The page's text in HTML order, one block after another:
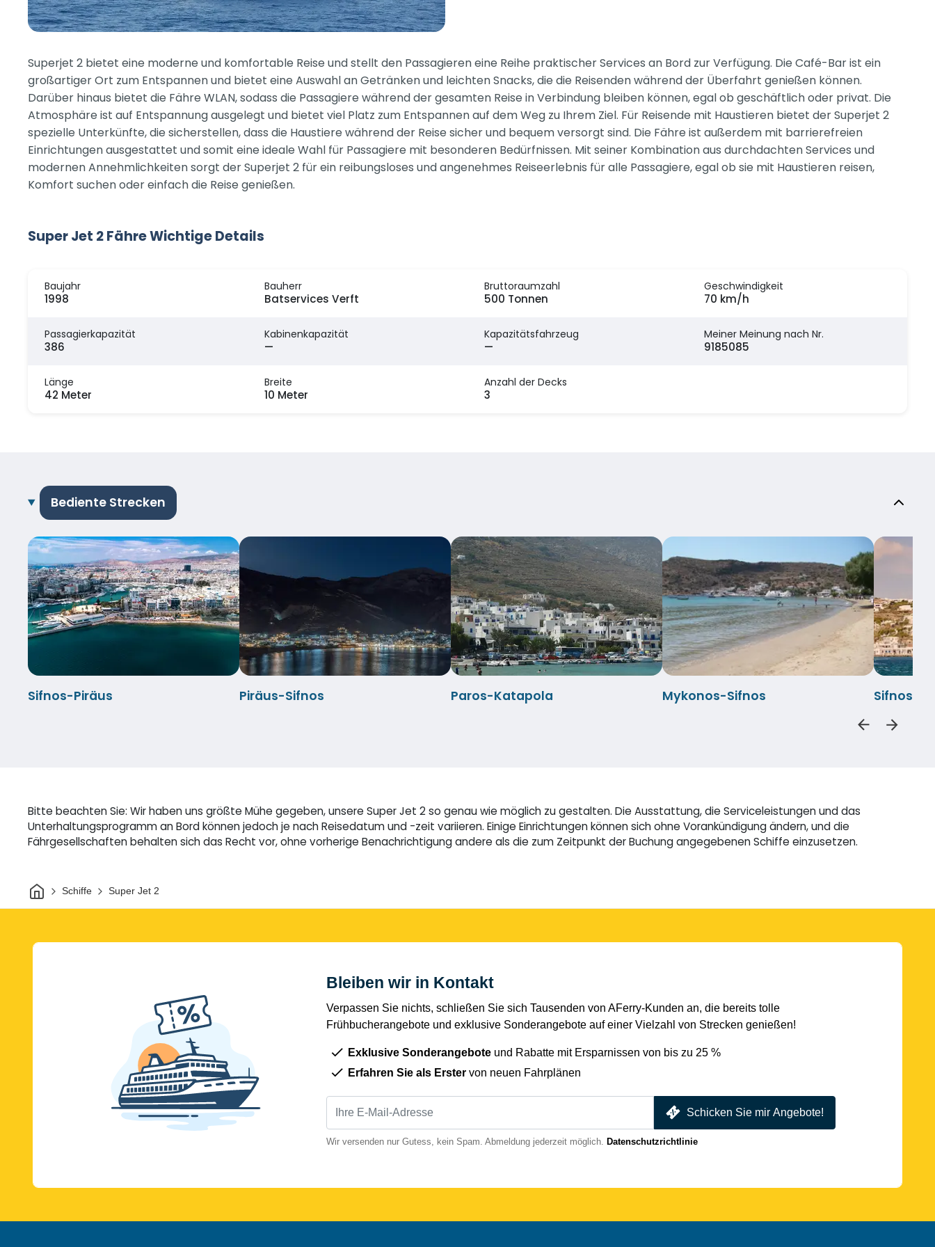
Superjet 2 bietet eine moderne und komfortable Reise und stellt den Passagieren eine Reihe praktischer Services an Bord zur Verfügung. Die Café-Bar ist ein
großartiger Ort zum Entspannen und bietet eine Auswahl an Getränken und leichten Snacks, die die Reisenden während der Überfahrt genießen können.
Darüber hinaus bietet die Fähre WLAN, sodass die Passagiere während der gesamten Reise in Verbindung bleiben können, egal ob geschäftlich oder privat. Die
Atmosphäre ist auf Entspannung ausgelegt und bietet viel Platz zum Entspannen auf dem Weg zu Ihrem Ziel. Für Reisende mit Haustieren bietet der Superjet 2
spezielle Unterkünfte, die sicherstellen, dass die Haustiere während der Reise sicher und bequem versorgt sind. Die Fähre ist außerdem mit barrierefreien
Einrichtungen ausgestattet und somit eine ideale Wahl für Passagiere mit besonderen Bedürfnissen. Mit seiner Kombination aus durchdachten Services und
modernen Annehmlichkeiten sorgt der Superjet 2 für ein reibungsloses und angenehmes Reiseerlebnis für alle Passagiere, egal ob sie mit Haustieren reisen,
Komfort suchen oder einfach die Reise genießen.
Super Jet 2 Fähre Wichtige Details
Baujahr
1998
Bauherr
Batservices Verft
Bruttoraumzahl
500 Tonnen
Geschwindigkeit
70 km/h
Passagierkapazität
386
Kabinenkapazität
—
Kapazitätsfahrzeug
—
Meiner Meinung nach Nr.
9185085
Länge
42 Meter
Breite
10 Meter
Anzahl der Decks
3
Bediente Strecken
Sifnos-Piräus Piräus-Sifnos Paros-Katapola Mykonos-Sifnos Sifnos-
Bitte beachten Sie: Wir haben uns größte Mühe gegeben, unsere Super Jet 2 so genau wie möglich zu gestalten. Die Ausstattung, die Serviceleistungen und das
Unterhaltungsprogramm an Bord können jedoch je nach Reisedatum und -zeit variieren. Einige Einrichtungen können sich ohne Vorankündigung ändern, und die
Fährgesellschaften behalten sich das Recht vor, ohne vorherige Benachrichtigung andere als die zum Zeitpunkt der Buchung angegebenen Schiffe einzusetzen.
HeimSchiffe Super Jet 2
Bleiben wir in Kontakt
Verpassen Sie nichts, schließen Sie sich Tausenden von AFerry-Kunden an, die bereits tolle
Frühbucherangebote und exklusive Sonderangebote auf einer Vielzahl von Strecken genießen!
Exklusive Sonderangebote und Rabatte mit Ersparnissen von bis zu 25 %
Erfahren Sie als Erster von neuen Fahrplänen
Schicken Sie mir Angebote!
Wir versenden nur Gutess, kein Spam. Abmeldung jederzeit möglich. Datenschutzrichtlinie